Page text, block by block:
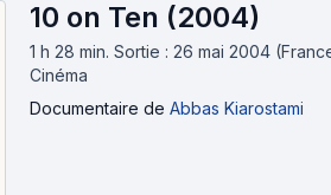
10 on Ten (2004)
1 h 28 min. Sortie : 26 mai 2004
Cinéma
Documentaire de Abbas Kiarostami